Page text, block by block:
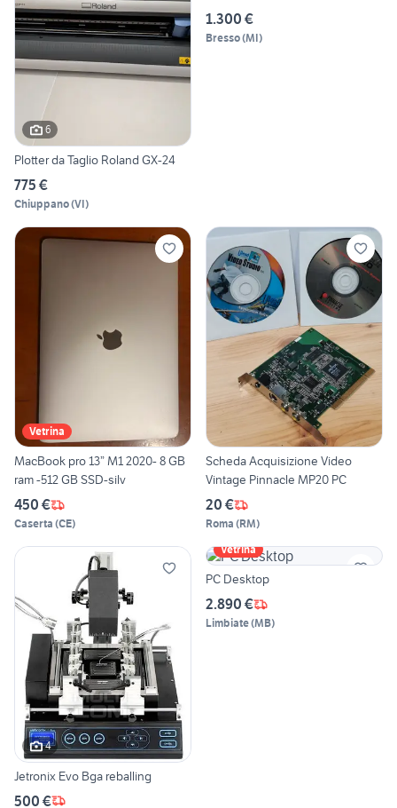
6
Plotter da Taglio Roland GX-24
775 €
Chiuppano(VI)
1.300 €
Bresso(MI)
Vetrina
MacBook pro 13” M1 2020- 8 GB
ram -512 GB SSD-silv
450 €
Caserta (CE)
Scheda Acquisizione Video
Vintage Pinnacle MP20 PC
20 €
Roma (RM)
4
Jetronix Evo Bga reballing
500 €
Vetrina
PC Desktop
2.890 €
Limbiate(MB)